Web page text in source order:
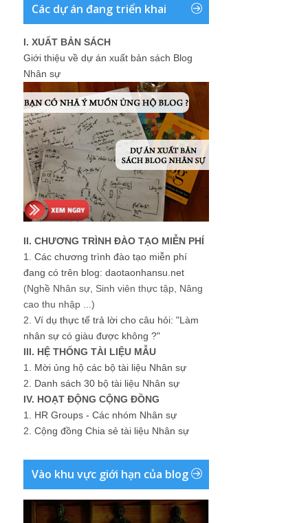
Các dự án đang triển khai
I. XUẤT BẢN SÁCH
Giới thiệu về dự án xuất bản sách Blog
Nhân sự
II. CHƯƠNG TRÌNH ĐÀO TẠO MIỄN PHÍ
1. Các chương trình đào tạo miễn phí
đang có trên blog: daotaonhansu.net
(Nghề Nhân sự, Sinh viên thực tập, Nâng
cao thu nhập ...)
2. Ví dụ thực tế trả lời cho câu hỏi: "Làm
nhân sự có giàu được không ?"
III. HỆ THỐNG TÀI LIỆU MẪU
1. Mời ủng hộ các bộ tài liệu Nhân sự
2. Danh sách 30 bộ tài liệu Nhân sự
IV. HOẠT ĐỘNG CỘNG ĐỒNG
1. HR Groups - Các nhóm Nhân sự
2. Cộng đồng Chia sẻ tài liệu Nhân sự
Vào khu vực giới hạn của blog